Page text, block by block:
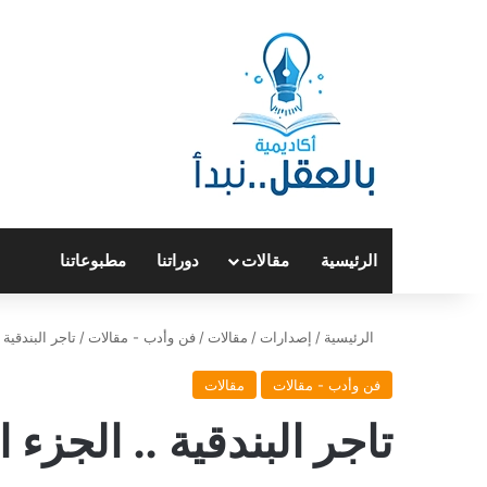
الرئيسية مقالات دوراتنا مطبوعاتنا
الرئيسية / إصدارات / مقالات / فن وأدب - مقالات / تاجر
فن وأدب - مقالات مقالات
تاجر البندقية .. الجزء